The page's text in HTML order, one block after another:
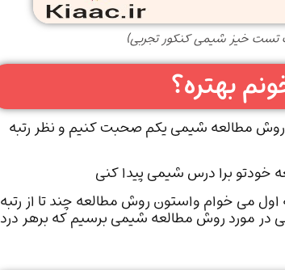
خیز شیمی کنکور تجربی)
بهتره؟
مطالعه شیمی یکم صحبت کنیم و نظر رتبه
خودتو برا درس شیمی پیدا کنی
می خوام واستون روش مطالعه چند تا از رتبه
در مورد روش مطالعه شیمی برسیم که برهر درد